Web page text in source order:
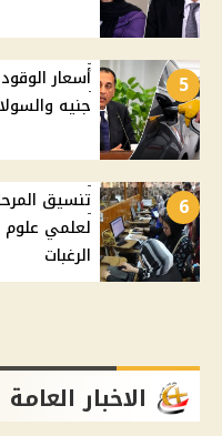
5
جنيه والسولار
6
لعلمي
الرغبات
الاخبار العامة